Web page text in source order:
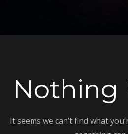
Nothing
It seems we can’t find what